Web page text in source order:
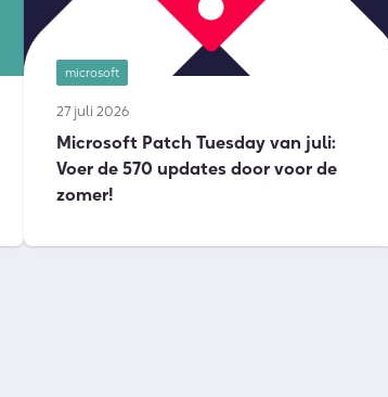
microsoft
27 juli 2026
Microsoft Patch Tuesday van juli:
Voer de 570 updates door voor de
zomer!